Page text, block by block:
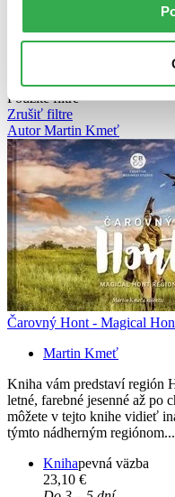
Najlacnejšie
Použité filtre
Zrušiť filtre
Autor Martin Kmeť
Čarovný Hont - Magical
Martin Kmeť
Kniha vám predstaví región
letné, farebné jesenné až po
môžete v tejto knihe vidieť
týmto nádherným regiónom...
Knihapevná väzba
23,10 €